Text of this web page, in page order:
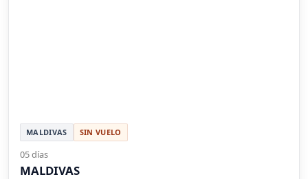
MALDIVAS SIN VUELO
05 días
MALDIVAS